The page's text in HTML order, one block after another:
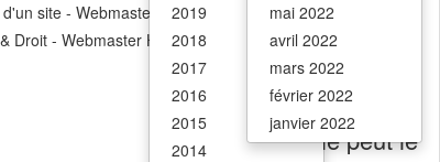
site - Webmaster Hub
Droit - Webmaster Hub
2019
2018
2017
2016
2015
2014
mai 2022
avril 2022
mars 2022
février 2022
janvier 2022
de diluer les parts des
cherche à lever des fonds, elle peut le